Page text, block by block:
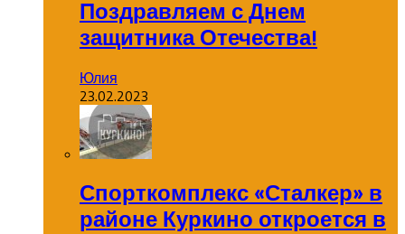
Поздравляем с Днем
защитника Отечества!
Юлия
23.02.2023
Спорткомплекс «Сталкер» в
районе Куркино откроется в